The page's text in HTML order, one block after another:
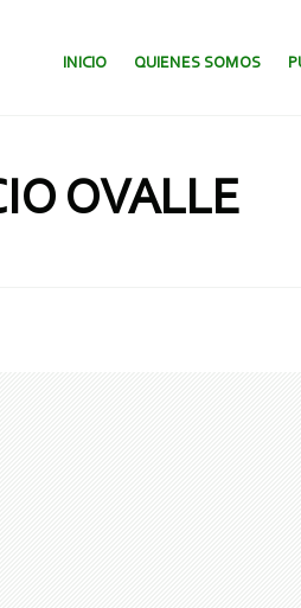
SALTAR AL CONTENIDO.
INICIO QUIENES SOMOS
OVALLE